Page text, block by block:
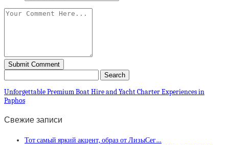
Unforgettable Premium Boat Hire and Yacht Charter Experiences in
Paphos
Свежие записи
Тот самый яркий акцент, образ от ЛизыСег…